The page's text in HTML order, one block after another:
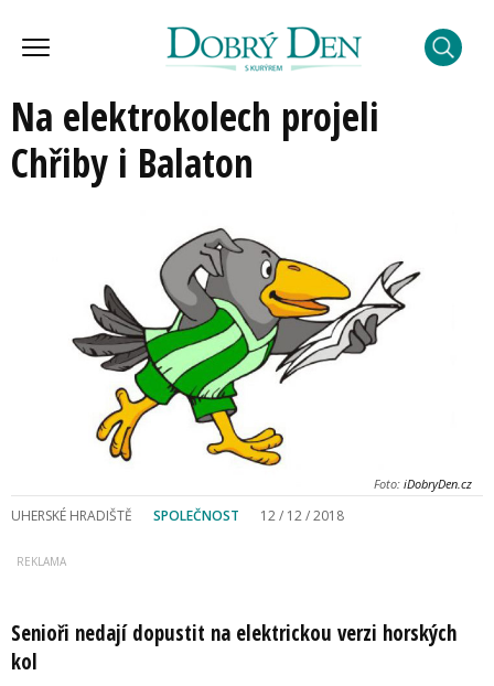
Na elektrokolech projeli
Chřiby i Balaton
Foto: iDobryDen.cz
UHERSKÉ HRADIŠTĚ SPOLEČNOST 12 / 12 / 2018
Senioři nedají dopustit na elektrickou verzi horských
kol